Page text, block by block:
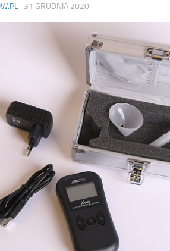
· 31 GRUDNIA 2020